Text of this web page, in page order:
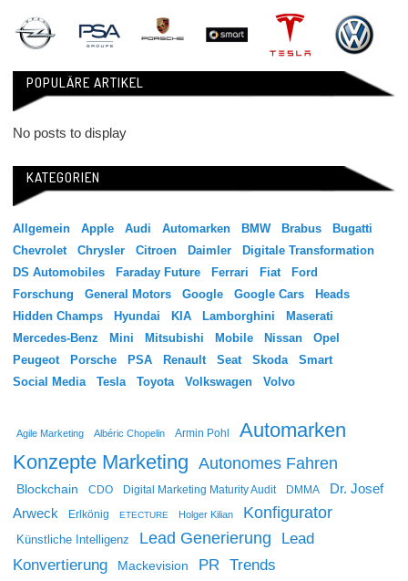
POPULÄRE ARTIKEL
No posts to display
KATEGORIEN
Allgemein Apple Audi Automarken BMW Brabus
Bugatti
Chevrolet
Chrysler Citroen Daimler
Digitale Transformation
DS Automobiles
Faraday Future Ferrari Fiat
Ford
Forschung
General Motors Google Google Cars
Heads
Hidden Champs
Hyundai KIA Lamborghini
Maserati
Mercedes-Benz
Mini Mitsubishi Mobile Nissan
Opel
Peugeot
Porsche PSA Renault Seat Skoda
Smart
Social Media
Tesla Toyota Volkswagen Volvo
Agile Marketing Albéric Chopelin Armin Pohl
Automarken
Konzepte Marketing Autonomes Fahren
Blockchain CDO Digital Marketing Maturity Audit DMMA
Dr. Josef
Arweck
Erlkönig ETECTURE Holger Kilian Konfigurator
Künstliche Intelligenz Lead Generierung
Lead
Konvertierung
Mackevision PR Trends